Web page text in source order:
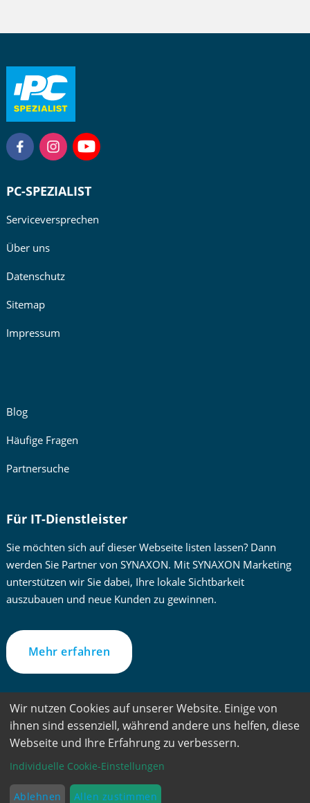
PC-SPEZIALIST
Serviceversprechen
Über uns
Datenschutz
Sitemap
Impressum
Blog
Häufige Fragen
Partnersuche
Für IT-Dienstleister
Sie möchten sich auf dieser Webseite listen lassen? Dann
werden Sie Partner von SYNAXON. Mit SYNAXON Marketing
unterstützen wir Sie dabei, Ihre lokale Sichtbarkeit
auszubauen und neue Kunden zu gewinnen.
Mehr erfahren
besseren Lesbarkeit verwenden wir im Text die männliche
Gemeint sind jedoch immer alle Geschlechter und
SPEZIALIST – Ein Service der ©SYNAXON AG – Alle
vorbehalten
Wir nutzen Cookies auf unserer Website. Einige von
ihnen sind essenziell, während andere uns helfen, diese
Webseite und Ihre Erfahrung zu verbessern.
Individuelle Cookie-Einstellungen
Ablehnen Allen zustimmen